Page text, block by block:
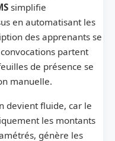
simplifie
en automatisant les
des apprenants se
partent
de présence se
manuelle.
devient fluide, car le
les montants
génère les